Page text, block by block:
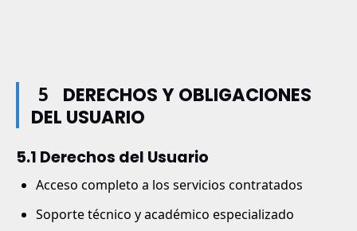
5
DERECHOS Y OBLIGACIONES
DEL USUARIO
5.1 Derechos del Usuario
Acceso completo a los servicios contratados
Soporte técnico y académico especializado